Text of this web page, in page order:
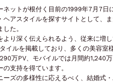
ネットが根付く目前の1999年7月7
ヘアスタイルを探すサイトとして、
た。
り深く伝えられるよう、従来に増
イルを掲載しており、多くの美容室
万PV、モバイルでは月間約
支持を得ています。
ズの多様性に応えるべく、結婚式